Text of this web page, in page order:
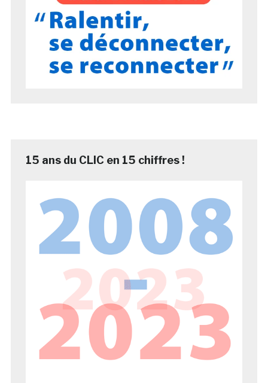
15 ans du CLIC en 15 chiffres !